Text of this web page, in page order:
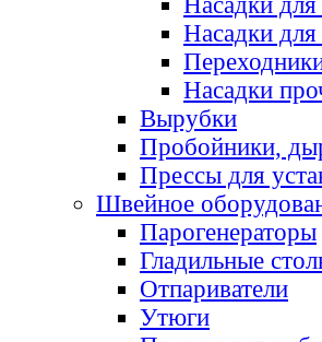
Насадки для
Насадки
Вырубки
Пробойники,
Прессы для
Швейное
Парогенераторы
Гладильные
Отпариватели
Утюги